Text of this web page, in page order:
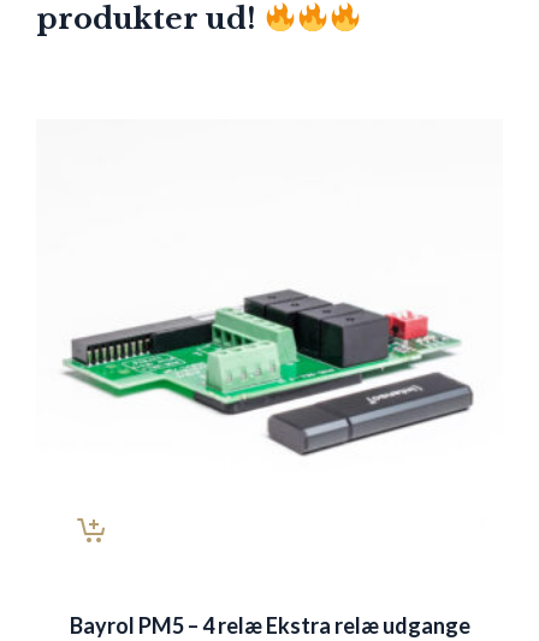
produkter ud!
Bayrol PM5 – 4 relæ Ekstra relæ udgange